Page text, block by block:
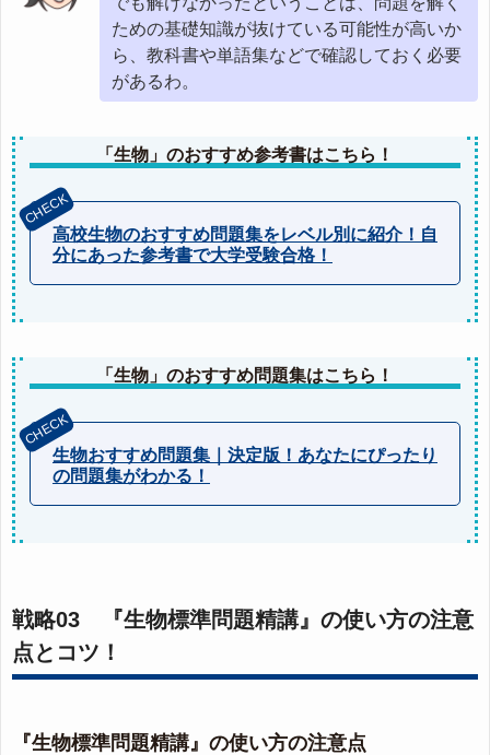
ための基礎知識が抜けている可能性が高いか
ら、教科書や単語集などで確認しておく必要
があるわ。
「生物」のおすすめ参考書はこちら！
高校生物のおすすめ問題集をレベル別に紹介！自
分にあった参考書で大学受験合格！
「生物」のおすすめ問題集はこちら！
生物おすすめ問題集｜決定版！あなたにぴったり
の問題集がわかる！
戦略03 『生物標準問題精講』の使い方の注意
点とコツ！
『生物標準問題精講』の使い方の注意点